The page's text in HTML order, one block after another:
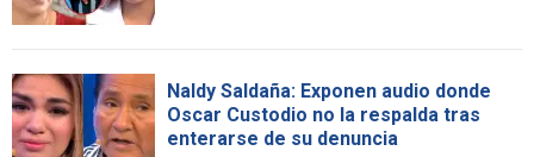
Naldy Saldaña: Exponen audio donde
Oscar Custodio no la respalda tras
enterarse de su denuncia